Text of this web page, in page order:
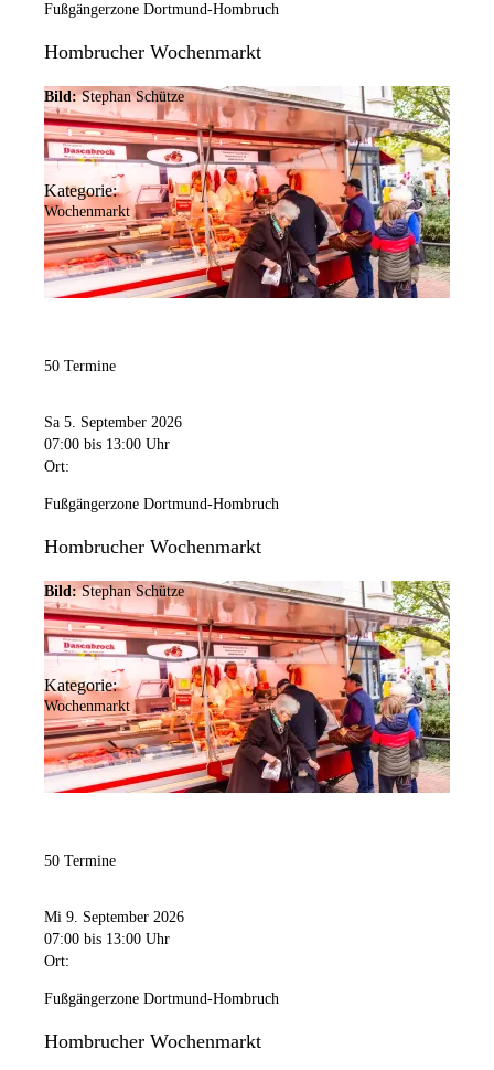
Fußgängerzone Dortmund-Hombruch
Hombrucher Wochenmarkt
Bild: Stephan Schütze
Kategorie:
Wochenmarkt
50 Termine
Sa 5. September 2026
07:00 bis 13:00 Uhr
Ort:
Fußgängerzone Dortmund-Hombruch
Hombrucher Wochenmarkt
Bild: Stephan Schütze
Kategorie:
Wochenmarkt
50 Termine
Mi 9. September 2026
07:00 bis 13:00 Uhr
Ort:
Fußgängerzone Dortmund-Hombruch
Hombrucher Wochenmarkt